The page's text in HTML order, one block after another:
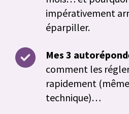
impérativement
éparpiller.
Mes 3
comment les
rapidement
technique)…